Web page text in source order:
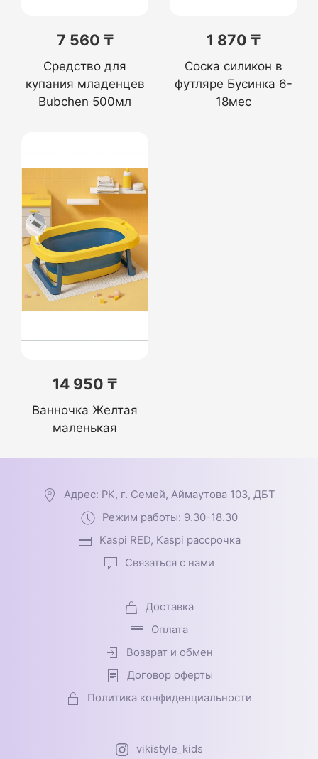
7 560 ₸
Средство для
купания младенцев
Bubchen 500мл
1 870 ₸
Соска силикон в
футляре Бусинка 6-
18мес
14 950 ₸
Ванночка Желтая
маленькая
Адрес: РК, г. Семей, Аймаутова 103, ДБТ
Режим работы: 9.30-18.30
Kaspi RED, Kaspi рассрочка
Связаться с нами
Доставка
Оплата
Возврат и обмен
Договор оферты
Политика конфиденциальности
vikistyle_kids